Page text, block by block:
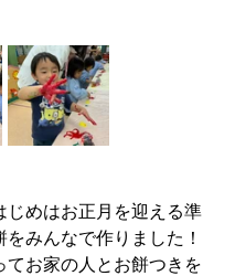
じめはお正月を迎える準
みんなで作りました！
てお家の人とお餅つきを